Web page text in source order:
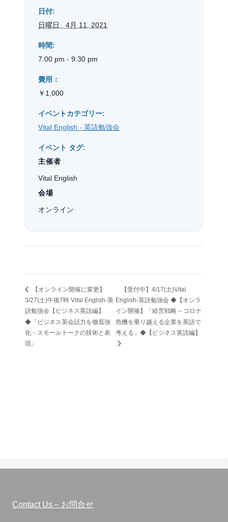
日付:
日曜日 , 4月 11, 2021
時間:
7:00 pm - 9:30 pm
費用：
￥1,000
イベントカテゴリー:
Vital English - 英語勉強会
イベント タグ:
会場
オンライン
主催者
Vital English
【オンライン開催に変更】
3/27(土)午後7時 Vital English-英
語勉強会【ビジネス英語編】
◆「ビジネス英会話力を徹底強
化－スモールトークの技術と表
現」
【受付中】4/17(土)Vital
English-英語勉強会 ◆【オンラ
イン開催】「経営戦略 – コロナ
危機を乗り越える企業を英語で
考える」◆【ビジネス英語編】
Contact Us – お問合せ